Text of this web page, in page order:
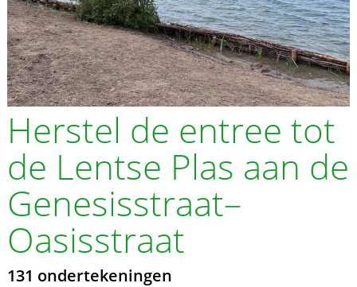
Herstel de entree tot
de Lentse Plas aan de
Genesisstraat–
Oasisstraat
131 ondertekeningen